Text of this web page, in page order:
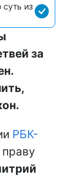
из
за
РБК-